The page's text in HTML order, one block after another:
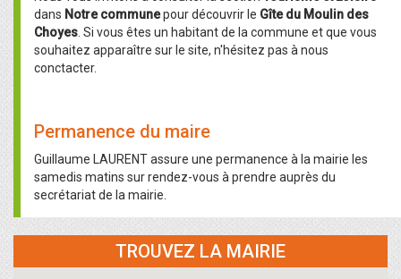
dans Notre communepour découvrir le Gîte du Moulin des
Choyes . Si vous êtes un habitant de la commune et que vous
souhaitez apparaître sur le site, n'hésitez pas à nous
conctacter.
Permanence du maire
Guillaume LAURENT assure une permanence à la mairie les
samedis matins sur rendez-vous à prendre auprès du
secrétariat de la mairie.
TROUVEZ LA MAIRIE